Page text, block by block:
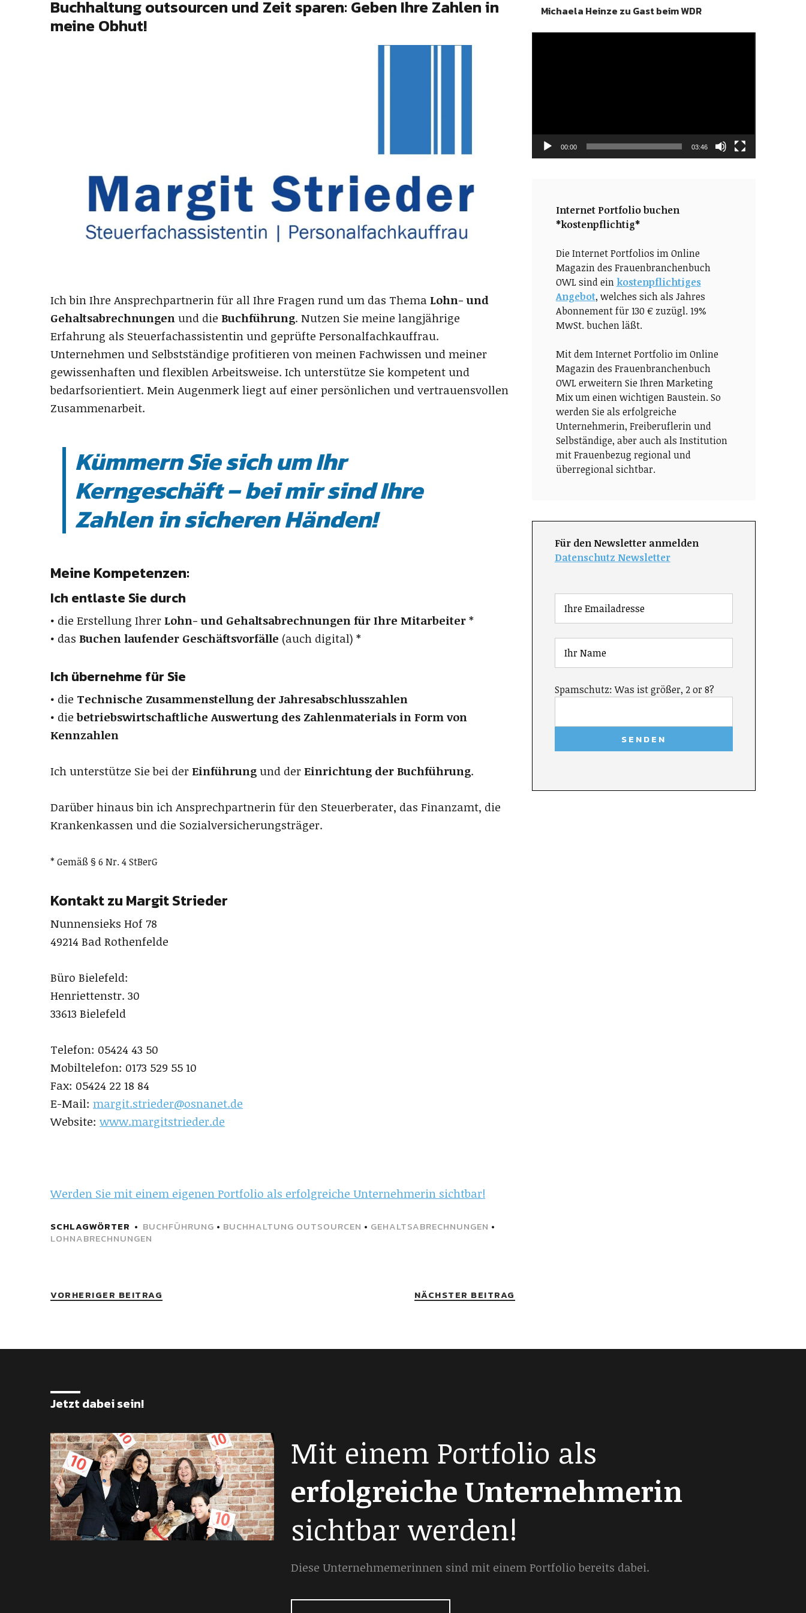
Buchhaltung outsourcen und Zeit sparen: Geben Ihre Zahlen in
meine Obhut!
Ich bin Ihre Ansprechpartnerin für all Ihre Fragen rund um das ThemaLohn- und
Gehaltsabrechnungenund die Buchführung. Nutzen Sie meine langjährige
Erfahrung als Steuerfachassistentin und geprüfte Personalfachkauffrau.
Unternehmen und Selbstständige profitieren von meinen Fachwissen und meiner
gewissenhaften und flexiblen Arbeitsweise. Ich unterstütze Sie kompetent und
bedarfsorientiert. Mein Augenmerk liegt auf einer persönlichen und vertrauensvollen
Zusammenarbeit.
Kümmern Sie sich um Ihr
Kerngeschäft – bei mir sind Ihre
Zahlen in sicheren Händen!
Meine Kompetenzen:
Ich entlaste Sie durch
• die Erstellung IhrerLohn- und Gehaltsabrechnungen für Ihre Mitarbeiter*
• das Buchen laufender Geschäftsvorfälle (auch digital) *
Ich übernehme für Sie
• die Technische Zusammenstellung der Jahresabschlusszahlen
• diebetriebswirtschaftliche Auswertung des Zahlenmaterials in Form von
Kennzahlen
Ich unterstütze Sie bei derEinführungund derEinrichtung der Buchführung.
Darüber hinaus bin ich Ansprechpartnerin für den Steuerberater, das Finanzamt, die
Krankenkassen und die Sozialversicherungsträger.
* Gemäß § 6 Nr. 4 StBerG
Kontakt zu Margit Strieder
Nunnensieks Hof 78
49214 Bad Rothenfelde
Büro Bielefeld:
Henriettenstr. 30
33613 Bielefeld
Telefon: 05424 43 50
Mobiltelefon: 0173 529 55 10
Fax: 05424 22 18 84
E-Mail: margit.strieder@osnanet.de
Website: www.margitstrieder.de
Werden Sie mit einem eigenen Portfolio als erfolgreiche Unternehmerin sichtbar!
SCHLAGWÖRTER BUCHFÜHRUNG • BUCHHALTUNG OUTSOURCEN • GEHALTSABRECHNUNGEN •
LOHNABRECHNUNGEN
VORHERIGER BEITRAG NÄCHSTER BEITRAG
Michaela Heinze zu Gast beim WDR
00:00 03:46
Internet Portfolio buchen
*kostenpflichtig*
Die Internet Portfolios im Online
Magazin des Frauenbranchenbuch
OWL sind ein kostenpflichtiges
Angebot, welches sich als Jahres
Abonnement für 130 € zuzügl. 19%
MwSt. buchen läßt.
Mit dem Internet Portfolio im Online
Magazin des Frauenbranchenbuch
OWL erweitern Sie Ihren Marketing
Mix um einen wichtigen Baustein. So
werden Sie als erfolgreiche
Unternehmerin, Freiberuflerin und
Selbständige, aber auch als Institution
mit Frauenbezug regional und
überregional sichtbar.
Für den Newsletter anmelden
Datenschutz Newsletter
Spamschutz: Was ist größer, 2 or 8?
Jetzt dabei sein!
Mit einem Portfolio als
erfolgreiche Unternehmerin
sichtbar werden!
Diese Unternehmemerinnen sind mit einem Portfolio bereits dabei.